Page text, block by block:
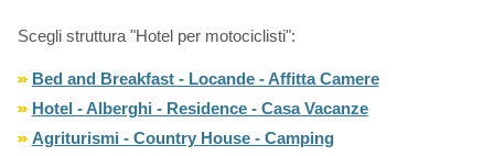
Scegli struttura "Hotel per motociclisti":
Bed and Breakfast - Locande - Affitta Camere
Hotel - Alberghi - Residence - Casa Vacanze
Agriturismi - Country House - Camping